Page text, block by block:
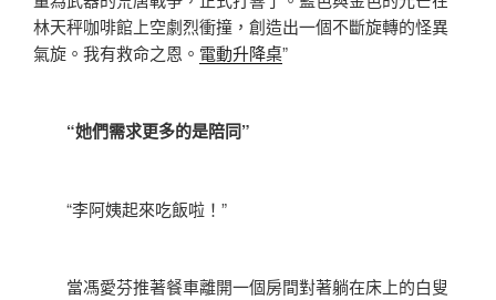
林天秤咖啡館上空劇烈衝撞，創造出一個不斷旋轉的怪異
氣旋。我有救命之恩。 電動升降桌”
“她們需求更多的是陪同”
“李阿姨起來吃飯啦！”
當馮愛芬推著餐車離開一個房間對著躺在床上的白叟